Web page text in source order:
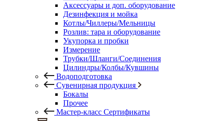
Аксессуары и доп. оборудование
Дезинфекция и мойка
Котлы/Чиллеры/Мельницы
Розлив: тара и оборудование
Укупорка и пробки
Измерение
Трубки/Шланги/Соединения
Цилиндры/Колбы/Кувшины
Водоподготовка
Сувенирная продукция
Бокалы
Прочее
Мастер-класс Сертификаты